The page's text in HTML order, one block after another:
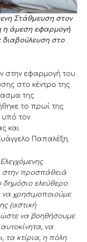
Στάθμευση στον
η άμεση εφαρμογή
διαβούλευση στο
στην εφαρμογή του
στο κέντρο της
της
το πρωί της
υπό τον
και
Παπαλέξη.
στην προσπάθειά
ελεύθερο
να χρησιμοποιούμε
(αστική
ώστε να βοηθήσουμε
να
τα κτίρια, η πόλη